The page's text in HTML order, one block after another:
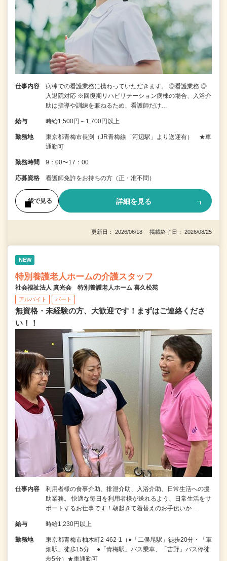
仕事内容
病棟での看護業務に携わっていただきます。 ◎看護業務 ◎
入退院対応 ※回復期リハビリテーション病棟の場合、入浴介
助は指導や訓練を兼ねるため、看護師だけ…
給与 時給1,500円～1,700円以上
勤務地
東京都青梅市長渕（JR青梅線「河辺駅」より送迎有） ★車
通勤可
勤務時間 9：00〜17：00
応募資格 看護師免許をお持ちの方（正・准不問）
後で見る 詳細を見る
更新日： 2026/06/18 掲載終了日： 2026/08/25
NEW
特別養護老人ホームの介護スタッフ
社会福祉法人 真光会 特別養護老人ホーム 喜久松苑
アルバイト パート
無資格・未経験の方、大歓迎です！まずはご連絡くださ
い！！
仕事内容
利用者様の食事介助、排泄介助、入浴介助、日常生活への援
助業務。 快適な毎日を利用者様が送れるよう、日常生活をサ
ポートするお仕事です！朝起きて着替えのお手伝いか…
給与 時給1,230円以上
勤務地
東京都青梅市柚木町2-462-1（●「二俣尾駅」徒歩20分・「軍
畑駅」徒歩15分 ●「青梅駅」バス乗車、「吉野」バス停徒
歩5分）★車通勤可